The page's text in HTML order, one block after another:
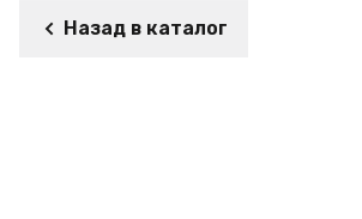
Назад в каталог